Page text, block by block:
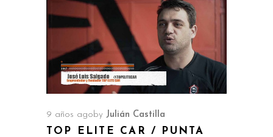
9 años ago by Julián Castilla
TOP ELITE CAR / PUNTA